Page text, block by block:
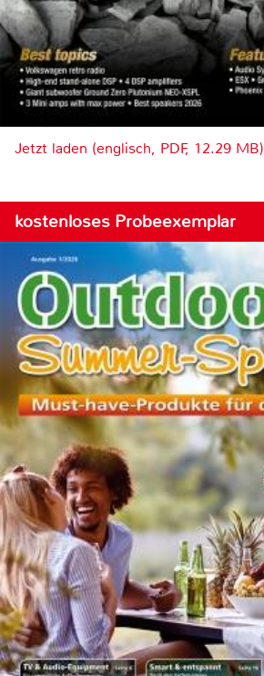
Jetzt laden (englisch, PDF, 12.29 MB)
kostenloses Probeexemplar